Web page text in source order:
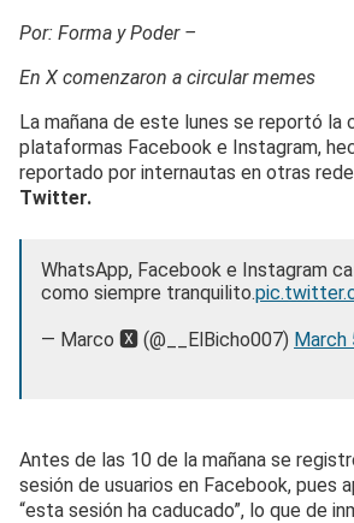
Por: Forma y Poder –
En X comenzaron a circular memes
La mañana de este lunes se reportó la
plataformas Facebook e Instagram,
reportado por internautas en otras
Twitter.
WhatsApp, Facebook e Instagram
como siempre tranquilito.
— Marco 🆇 (@__ElBicho007) March
Antes de las 10 de la mañana se
sesión de usuarios en Facebook, pues
“esta sesión ha caducado”, lo que de